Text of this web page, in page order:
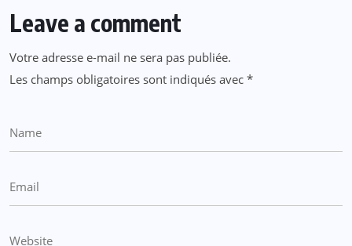
Leave a comment
Votre adresse e-mail ne sera pas publiée.
Les champs obligatoires sont indiqués avec *